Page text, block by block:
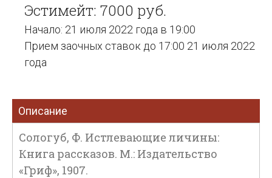
Эстимейт: 7000 руб.
Начало: 21 июля 2022 года в 19:00
Прием заочных ставок до 17:00 21 июля 2022
года
Описание
Сологуб, Ф. Истлевающие личины:
Книга рассказов. М.: Издательство
«Гриф», 1907.